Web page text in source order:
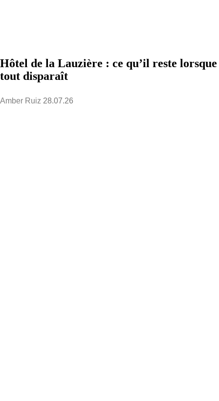
Hôtel de la Lauzière : ce qu’il reste lorsque
tout disparaît
Amber Ruiz 28.07.26